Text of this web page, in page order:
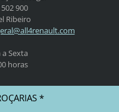
900
Ribeiro
l4renault.com
Sexta
horas
*